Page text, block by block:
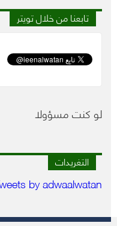
تابعنا من خلال تويتر
لو كنت مسؤولا
التغريدات
by adwaalwatan